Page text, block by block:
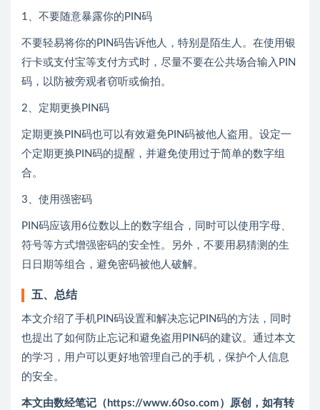
1、不要随意暴露你的PIN码
不要轻易将你的PIN码告诉他人，特别是陌生人。在使用银
行卡或支付宝等支付方式时，尽量不要在公共场合输入PIN
码，以防被旁观者窃听或偷拍。
2、定期更换PIN码
定期更换PIN码也可以有效避免PIN码被他人盗用。设定一
个定期更换PIN码的提醒，并避免使用过于简单的数字组
合。
3、使用强密码
PIN码应该用6位数以上的数字组合，同时可以使用字母、
符号等方式增强密码的安全性。另外，不要用易猜测的生
日日期等组合，避免密码被他人破解。
五、总结
本文介绍了手机PIN码设置和解决忘记PIN码的方法，同时
也提出了如何防止忘记和避免盗用PIN码的建议。通过本文
的学习，用户可以更好地管理自己的手机，保护个人信息
的安全。
本文由数经笔记（https://www.60so.com）原创，如有转